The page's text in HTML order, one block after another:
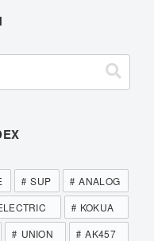
SUP
ANALOG
KOKUA
UNION
AK457